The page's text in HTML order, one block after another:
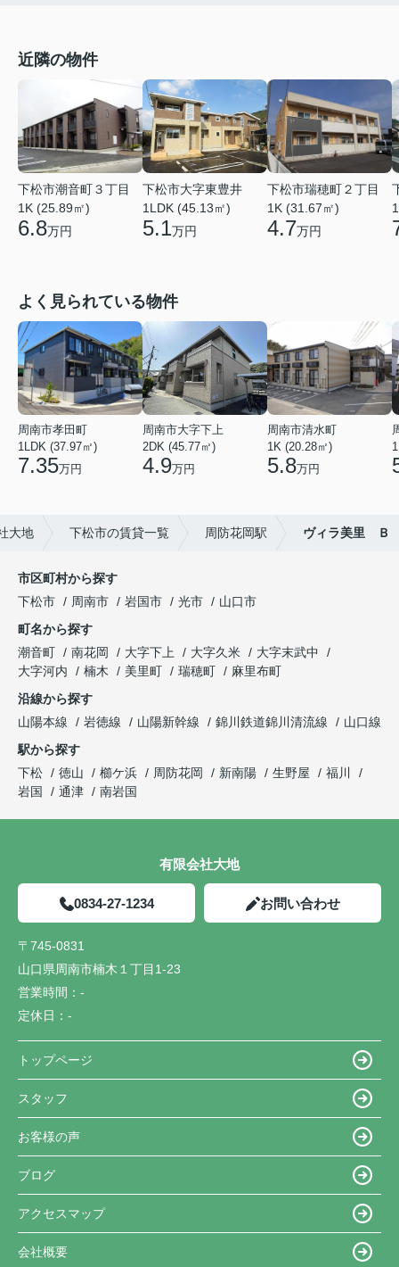
近隣の物件
下松市潮音町３丁目
1K (25.89㎡)
6.8万円
下松市大字東豊井
1LDK (45.13㎡)
5.1万円
下松市瑞穂町２丁目
1K (31.67㎡)
4.7万円
よく見られている物件
周南市孝田町
1LDK (37.97㎡)
7.35万円
周南市大字下上
2DK (45.77㎡)
4.9万円
周南市清水町
1K (20.28㎡)
5.8万円
大地 下松市の賃貸一覧 周防花岡駅 ヴィラ美里 Ｂ
市区町村から探す
下松市
周南市 岩国市 光市
山口市
町名から探す
潮音町
南花岡 大字下上 大字久米
大字末武中
大字河内
楠木 美里町 瑞穂町
麻里布町
沿線から探す
山陽本線
岩徳線 山陽新幹線 錦川鉄道錦川清流線
山口線
駅から探す
下松
徳山 櫛ケ浜 周防花岡 新南陽 生野屋
福川
岩国
通津 南岩国
有限会社大地
0834-27-1234 お問い合わせ
〒745-0831
山口県周南市楠木１丁目1-23
営業時間： -
定休日： -
トップページ
スタッフ
お客様の声
ブログ
アクセスマップ
会社概要